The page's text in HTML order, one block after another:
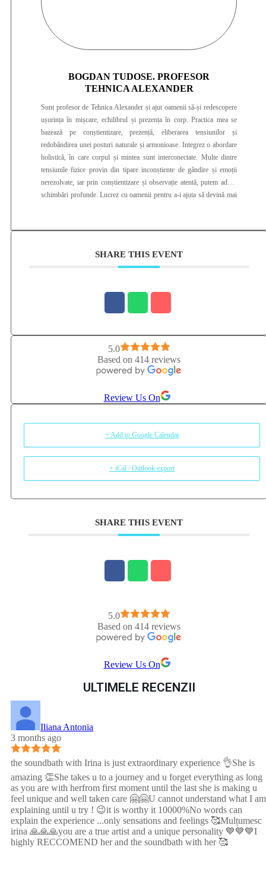
BOGDAN TUDOSE. PROFESOR
TEHNICA ALEXANDER
Sunt profesor de Tehnica Alexander și ajut oamenii să-și redescopere
ușurința în mișcare, echilibrul și prezența în corp. Practica mea se
bazează pe conștientizare, prezență, eliberarea tensiunilor și
redobândirea unei posturi naturale și armonioase. Integrez o abordare
holistică, în care corpul și mintea sunt interconectate. Multe dintre
tensiunile fizice provin din tipare inconștiente de gândire și emoții
nerezolvate, iar prin conștientizare și observație atentă, putem aduce
schimbări profunde. Lucrez cu oamenii pentru a-i ajuta să devină mai
Prin Tehnica Alexander, ofer un spațiu în care corpul se poate elibera
una bazată pe ascultare, compasiune și respect pentru ritmul fiecărei
persoane, ghidând procesul de conștientizare și transformare într-un
decât o metodă de corectare a posturii – este o cale de întoarcere către
SHARE THIS EVENT
5.0
Based on 414 reviews
Review Us On
+ Add to Google Calendar
+ iCal / Outlook export
SHARE THIS EVENT
5.0
Based on 414 reviews
Review Us On
ULTIMELE RECENZII
Iliana Antonia
3 months ago
the soundbath with Irina is just extraordinary experience 👌She is
amazing 👏She takes u to a journey and u forget everything as long
as you are with herfrom first moment until the last she is making u
feel unique and well taken care 🤗🤗U cannot understand what I am
explaining until u try ! 😉it is worthy it 10000%No words can
explain the experience ...only sensations and feelings 🥰Mulțumesc
irina 🙏🙏🙏you are a true artist and a unique personality 💙💙💙I
highly RECCOMEND her and the soundbath with her 🥰